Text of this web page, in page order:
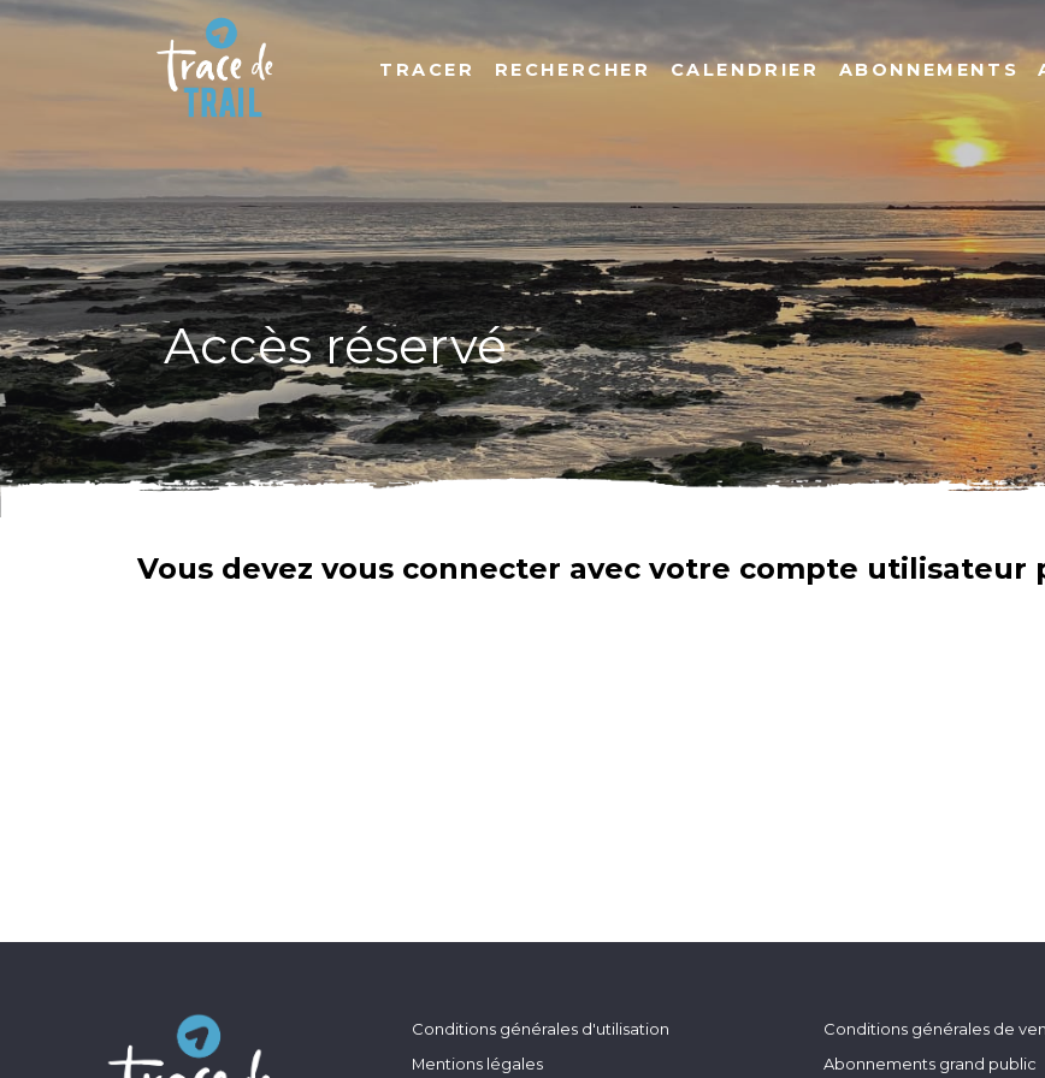
TRACER RECHERCHER CALENDRIER ABONNEMENTS
Accès réservé
Vous devez vous connecter avec votre compte utilisateur
Conditions générales d'utilisation
Mentions légales
Conditions générales de
Abonnements grand public